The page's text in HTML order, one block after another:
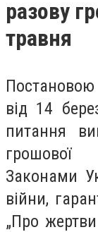
разову
травня
Постановою
від 14
питання
грошової
Законами
війни,
„Про